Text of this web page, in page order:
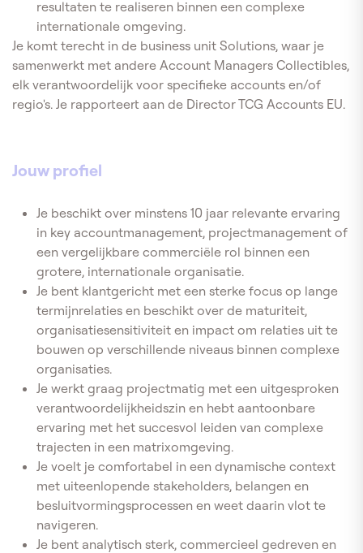
resultaten te realiseren binnen een complexe
internationale omgeving.
Je komt terecht in de business unit Solutions, waar je
samenwerkt met andere Account Managers Collectibles,
elk verantwoordelijk voor specifieke accounts en/of
regio's. Je rapporteert aan de Director TCG Accounts EU.
Jouw profiel
Je beschikt over minstens 10 jaar relevante ervaring
in key accountmanagement, projectmanagement of
een vergelijkbare commerciële rol binnen een
grotere, internationale organisatie.
Je bent klantgericht met een sterke focus op lange
termijnrelaties en beschikt over de maturiteit,
organisatiesensitiviteit en impact om relaties uit te
bouwen op verschillende niveaus binnen complexe
organisaties.
Je werkt graag projectmatig met een uitgesproken
verantwoordelijkheidszin en hebt aantoonbare
ervaring met het succesvol leiden van complexe
trajecten in een matrixomgeving.
Je voelt je comfortabel in een dynamische context
met uiteenlopende stakeholders, belangen en
besluitvormingsprocessen en weet daarin vlot te
navigeren.
Je bent analytisch sterk, commercieel gedreven en